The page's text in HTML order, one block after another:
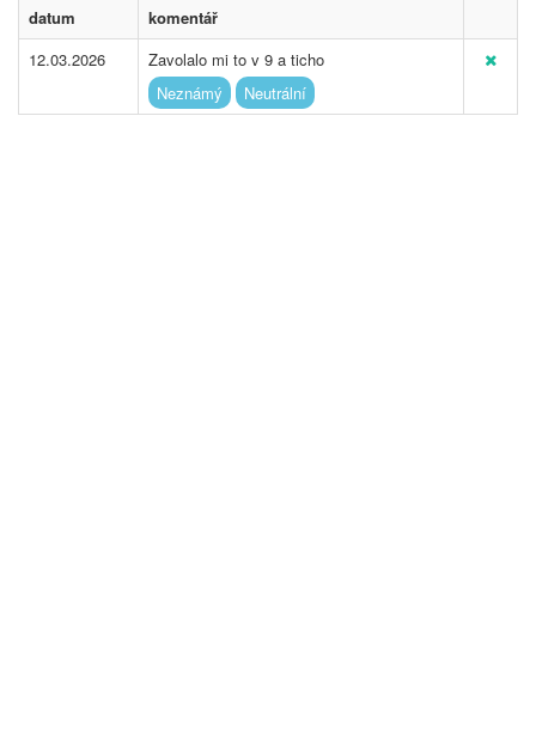
datum
komentář
12.03.2026
Zavolalo mi to v 9 a ticho
Neznámý
Neutrální